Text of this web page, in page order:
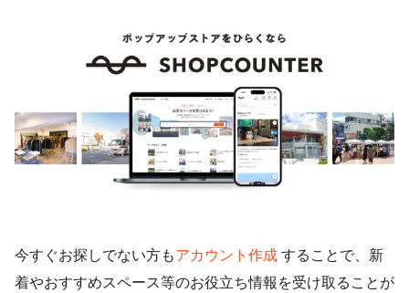
今すぐお探しでない方もアカウント作成することで、新
着やおすすめスペース等のお役立ち情報を受け取ることが